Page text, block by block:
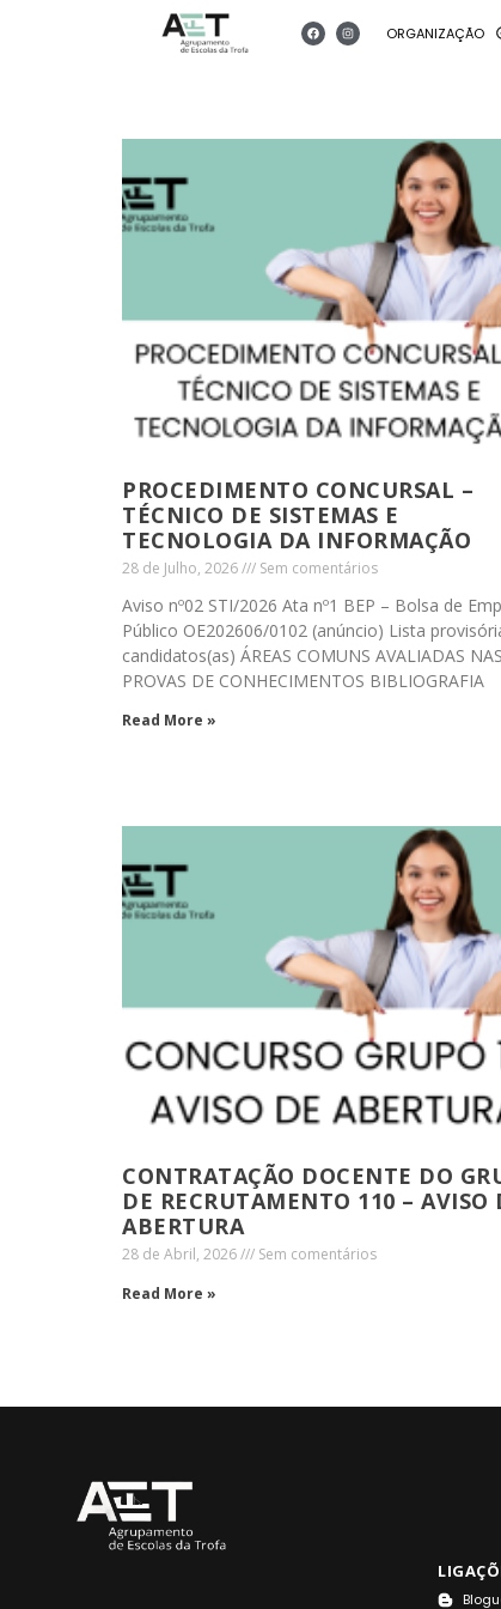
ORGANIZAÇÃO
PROCEDIMENTO CONCURSAL –
TÉCNICO DE SISTEMAS E
TECNOLOGIA DA INFORMAÇÃO
28 de Julho, 2026 Sem comentários
Aviso nº02 STI/2026 Ata nº1 BEP – Bolsa de
Público OE202606/0102 (anúncio) Lista
candidatos(as) ÁREAS COMUNS AVALIADAS NAS
PROVAS DE CONHECIMENTOS BIBLIOGRAFIA
Read More »
CONTRATAÇÃO DOCENTE DO
DE RECRUTAMENTO 110 – AVISO
ABERTURA
28 de Abril, 2026
Sem comentários
Read More »